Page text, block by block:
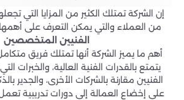
إن الشركة تمتلك الكثير من المزايا التي
من العملاء والتي يمكن التعرف على
الفنيين المتخصصين
أهم ما يميز الشركة أنها تمتلك فريق
يتمتع بالقدرات الفنية العالية، والخبرات
الفنيين مقارنة بالشركات الأخرى، والجدير
على إخضاع العمالة إلى دورات تدريبية